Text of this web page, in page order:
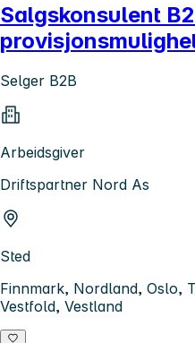
Salgskonsulent
Selger B2B
Arbeidsgiver
Driftspartner Nord As
Sted
Finnmark, Nordland, Oslo,
Vestfold, Vestland